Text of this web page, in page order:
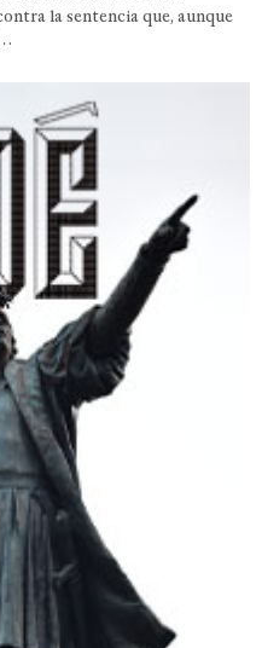
la sentencia que, aunque